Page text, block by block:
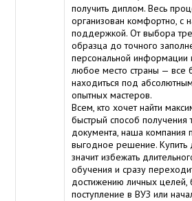
получить диплом. Весь
организован комфортно, с
поддержкой. От выбора
образца до точного
персональной информации
любое место страны — все
находиться под
опытных мастеров.
Всем, кто хочет найти
быстрый способ получения
документа, наша компания
выгодное решение. Купить
значит избежать
обучения и сразу
достижению личных целей,
поступление в ВУЗ или